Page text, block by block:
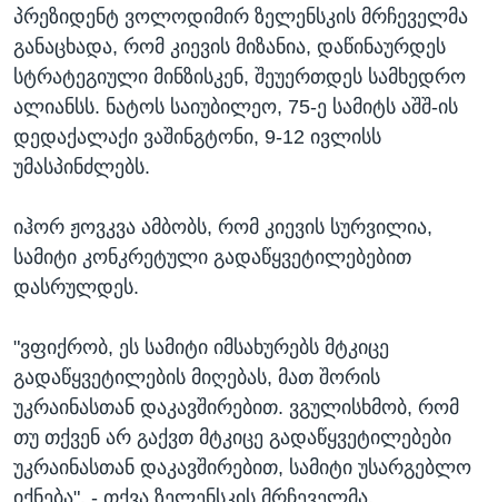
პრეზიდენტ ვოლოდიმირ ზელენსკის მრჩეველმა
განაცხადა, რომ კიევის მიზანია, დაწინაურდეს
სტრატეგიული მინზისკენ, შეუერთდეს სამხედრო
ალიანსს. ნატოს საიუბილეო, 75-ე სამიტს აშშ-ის
დედაქალაქი ვაშინგტონი, 9-12 ივლისს
უმასპინძლებს.
იჰორ ჟოვკვა ამბობს, რომ კიევის სურვილია,
სამიტი კონკრეტული გადაწყვეტილებებით
დასრულდეს.
"ვფიქრობ, ეს სამიტი იმსახურებს მტკიცე
გადაწყვეტილების მიღებას, მათ შორის
უკრაინასთან დაკავშირებით. ვგულისხმობ, რომ
თუ თქვენ არ გაქვთ მტკიცე გადაწყვეტილებები
უკრაინასთან დაკავშირებით, სამიტი უსარგებლო